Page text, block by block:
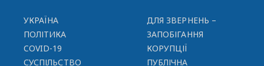
УКРАЇНА
ПОЛІТИКА
COVID-19
СУСПІЛЬСТВО
ДЛЯ ЗВЕРНЕНЬ –
ЗАПОБІГАННЯ
КОРУПЦІЇ
ПУБЛІЧНА